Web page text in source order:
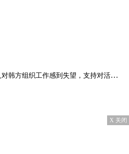
组织工作感到失望，支持对活动进行“独立调查”
X 关闭